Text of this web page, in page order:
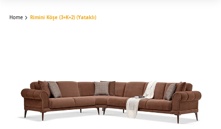
Home Rimini Köşe (3+K+2) (Yataklı)